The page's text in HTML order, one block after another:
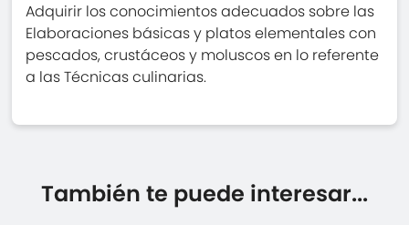
Adquirir los conocimientos adecuados sobre las
Elaboraciones básicas y platos elementales con
pescados, crustáceos y moluscos en lo referente
a las Técnicas culinarias.
También te puede interesar...